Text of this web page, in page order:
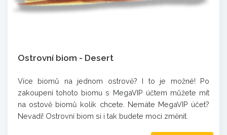
Ostrovní biom - Desert
Více biomů na jednom ostrově? I to je možné! Po
zakoupení tohoto biomu s MegaVIP účtem můžete mít
na ostově biomů kolik chcete. Nemáte MegaVIP účet?
Nevadí! Ostrovní biom si i tak budete moci změnit.